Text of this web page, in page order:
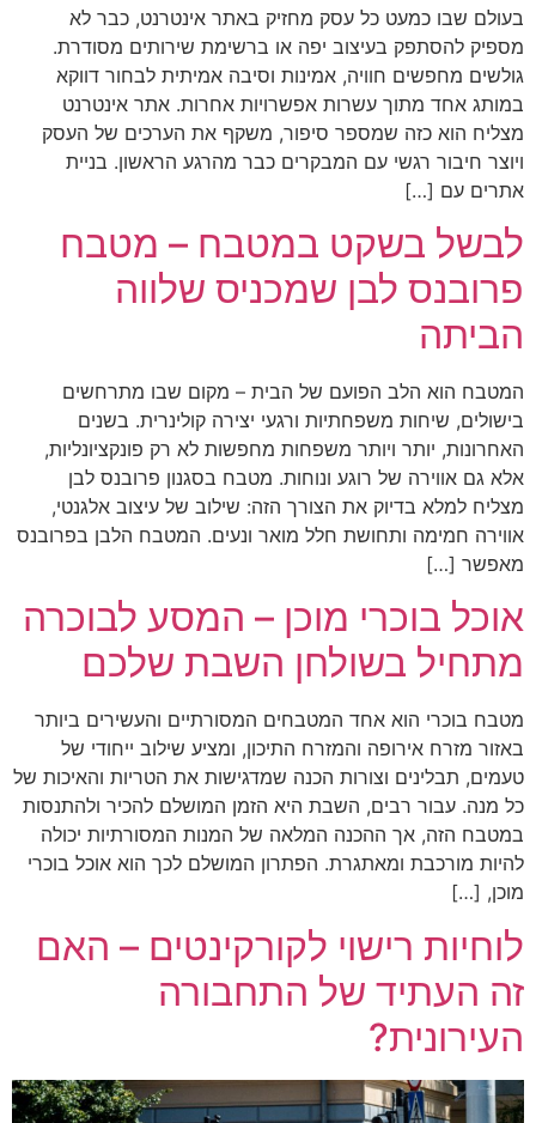
בעולם שבו כמעט כל עסק מחזיק באתר אינטרנט, כבר לא
מספיק להסתפק בעיצוב יפה או ברשימת שירותים מסודרת.
גולשים מחפשים חוויה, אמינות וסיבה אמיתית לבחור דווקא
במותג אחד מתוך עשרות אפשרויות אחרות. אתר אינטרנט
מצליח הוא כזה שמספר סיפור, משקף את הערכים של העסק
ויוצר חיבור רגשי עם המבקרים כבר מהרגע הראשון. בניית
אתרים עם […]
לבשל בשקט במטבח – מטבח
פרובנס לבן שמכניס שלווה
הביתה
המטבח הוא הלב הפועם של הבית – מקום שבו מתרחשים
בישולים, שיחות משפחתיות ורגעי יצירה קולינרית. בשנים
האחרונות, יותר ויותר משפחות מחפשות לא רק פונקציונליות,
אלא גם אווירה של רוגע ונוחות. מטבח בסגנון פרובנס לבן
מצליח למלא בדיוק את הצורך הזה: שילוב של עיצוב אלגנטי,
אווירה חמימה ותחושת חלל מואר ונעים. המטבח הלבן בפרובנס
מאפשר […]
אוכל בוכרי מוכן – המסע לבוכרה
מתחיל בשולחן השבת שלכם
מטבח בוכרי הוא אחד המטבחים המסורתיים והעשירים ביותר
באזור מזרח אירופה והמזרח התיכון, ומציע שילוב ייחודי של
טעמים, תבלינים וצורות הכנה שמדגישות את הטריות והאיכות של
כל מנה. עבור רבים, השבת היא הזמן המושלם להכיר ולהתנסות
במטבח הזה, אך ההכנה המלאה של המנות המסורתיות יכולה
להיות מורכבת ומאתגרת. הפתרון המושלם לכך הוא אוכל בוכרי
מוכן, […]
לוחיות רישוי לקורקינטים – האם
זה העתיד של התחבורה
העירונית?